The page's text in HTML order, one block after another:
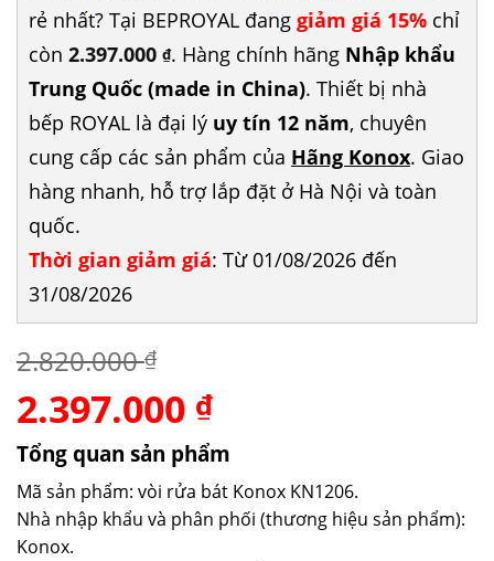
rẻ nhất? Tại BEPROYAL đang giảm giá 15% chỉ
còn 2.397.000 ₫. Hàng chính hãng Nhập khẩu
Trung Quốc (made in China). Thiết bị nhà
bếp ROYAL là đại lý uy tín 12 năm, chuyên
cung cấp các sản phẩm của Hãng Konox. Giao
hàng nhanh, hỗ trợ lắp đặt ở Hà Nội và toàn
quốc.
Thời gian giảm giá: Từ 01/08/2026 đến
31/08/2026
2.820.000₫
Giá
gốc
là:
2.820.000 ₫.
2.397.000 ₫Giá
tại
là:
2.397.000 ₫.
Tổng quan sản phẩm
Mã sản phẩm: vòi rửa bát Konox KN1206.
Nhà nhập khẩu và phân phối (thương hiệu sản phẩm):
Konox.